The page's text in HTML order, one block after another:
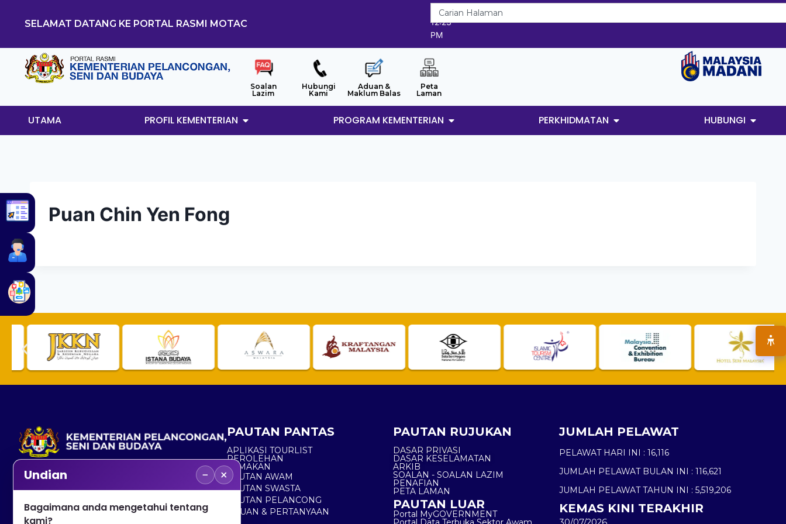
SELAMAT DATANG KE PORTAL RASMI MOTAC
7/8/2026
12:23
PM
Soalan
Lazim
Hubungi
Kami
Aduan &
Maklum Balas
Peta
Laman
UTAMA PROFIL KEMENTERIAN PROGRAM KEMENTERIAN PERKHIDMATAN HUBUNGI
Puan Chin Yen Fong
No. 2, Menara 1, Jalan P5/6, Presint 5,
+603 8000 8000
PAUTAN PANTAS
APLIKASI TOURLIST
PEROLEHAN
SEMAKAN
PAUTAN AWAM
PAUTAN SWASTA
PAUTAN PELANCONG
ADUAN & PERTANYAAN
PAUTAN RUJUKAN
DASAR PRIVASI
DASAR KESELAMATAN
ARKIB
SOALAN - SOALAN LAZIM
PENAFIAN
PETA LAMAN
PAUTAN LUAR
Portal MyGOVERNMENT
JUMLAH PELAWAT
PELAWAT HARI INI : 16,116
JUMLAH PELAWAT BULAN INI : 116,621
JUMLAH PELAWAT TAHUN INI : 5,519,206
KEMAS KINI TERAKHIR
Undian − ×
Bagaimana anda mengetahui tentang
kami?